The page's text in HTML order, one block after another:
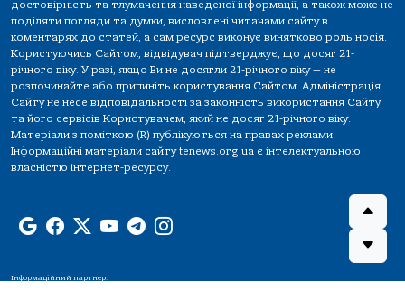
достовірність та тлумачення наведеної інформації, а також може не
поділяти погляди та думки, висловлені читачами сайту в
коментарях до статей, а сам ресурс виконує винятково роль носія.
Користуючись Сайтом, відвідувач підтверджує, що досяг 21-
річного віку. У разі, якщо Ви не досягли 21-річного віку — не
розпочинайте або припиніть користування Сайтом. Адміністрація
Сайту не несе відповідальності за законність використання Сайту
та його сервісів Користувачем, який не досяг 21-річного віку.
Матеріали з поміткою (R) публікуються на правах реклами.
Інформаційні матеріали сайту tenews.org.ua є інтелектуальною
власністю інтернет-ресурсу.
Інформаційний партнер: